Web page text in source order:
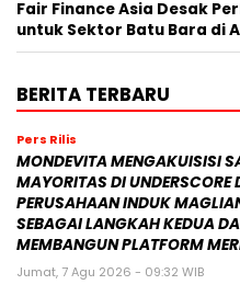
Fair Finance Asia Desak
untuk Sektor Batu Bara di
BERITA TERBARU
Pers Rilis
MONDEVITA MENGAKUISISI
MAYORITAS DI UNDERSCORE
PERUSAHAAN INDUK
SEBAGAI LANGKAH KEDUA
MEMBANGUN PLATFORM
Jumat, 7 Agu 2026 - 09:32 WIB